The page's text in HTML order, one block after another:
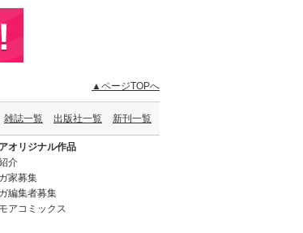
▲ページTOPへ
雑誌一覧 出版社一覧 新刊一覧
オリジナル作品
介
家募集
編集者募集
アコミックス